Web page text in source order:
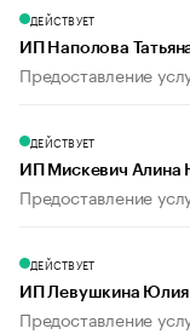
ДЕЙСТВУЕТ
ИП Наполова
Предоставление
ДЕЙСТВУЕТ
ИП Мискевич Алина
Предоставление
ДЕЙСТВУЕТ
ИП Левушкина Юлия
Предоставление